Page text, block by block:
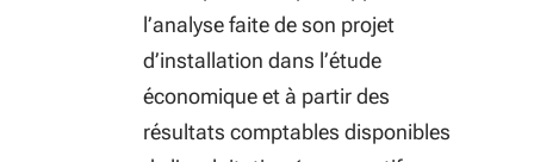
l’analyse faite de son projet
d’installation dans l’étude
économique et à partir des
résultats comptables disponibles